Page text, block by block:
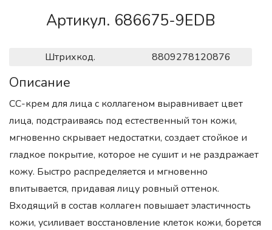
Артикул. 686675-9EDB
Штрихкод. 8809278120876
Описание
CC-крем для лица с коллагеном выравнивает цвет
лица, подстраиваясь под естественный тон кожи,
мгновенно скрывает недостатки, создает стойкое и
гладкое покрытие, которое не сушит и не раздражает
кожу. Быстро распределяется и мгновенно
впитывается, придавая лицу ровный оттенок.
Входящий в состав коллаген повышает эластичность
кожи, усиливает восстановление клеток кожи, борется